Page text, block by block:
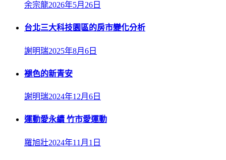
余宗龍2026年5月26日
台北三大科技園區的房市變化分析
謝明瑞2025年8月6日
褪色的新青安
謝明瑞2024年12月6日
運動愛永續 竹市愛運動
羅旭壯2024年11月1日